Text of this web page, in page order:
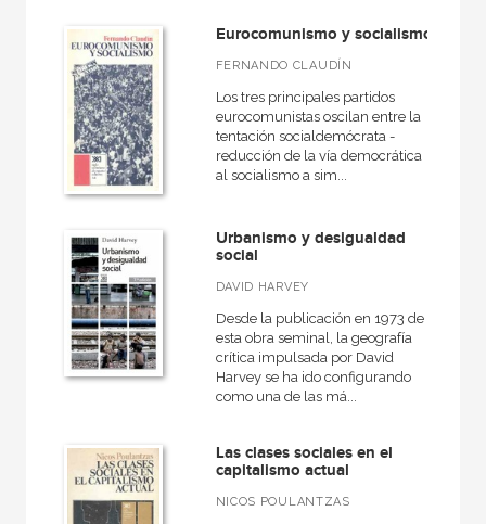
Historia universal
VER TODAS... (34)
MATERIAS
Ciencias humanas y sociales
Ciencias naturales y técnicas
Infantil y juvenil
Ocio
Eurocomunismo y socialismo
FERNANDO CLAUDÍN
Los tres principales partidos
eurocomunistas oscilan entre la
tentación socialdemócrata -
reducción de la vía democrática
al socialismo a sim...
Urbanismo y desigualdad
social
DAVID HARVEY
Desde la publicación en 1973 de
esta obra seminal, la geografía
crítica impulsada por David
Harvey se ha ido configurando
como una de las má...
Las clases sociales en el
capitalismo actual
NICOS POULANTZAS